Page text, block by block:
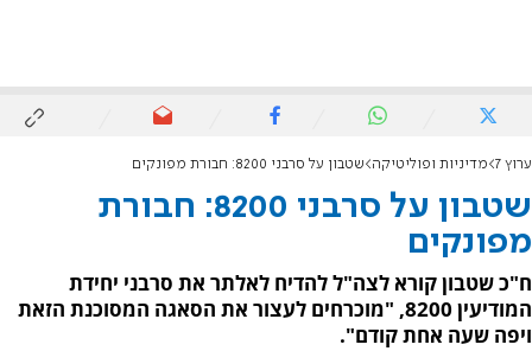
ערוץ 7 מדיניות ופוליטיקה שטבון על סרבני 8200: חבורת מפונקים
שטבון על סרבני 8200: חבורת
מפונקים
ח"כ שטבון קורא לצה"ל להדיח לאלתר את סרבני יחידת
המודיעין 8200, "מוכרחים לעצור את הסאגה המסוכנת הזאת
ויפה שעה אחת קודם".